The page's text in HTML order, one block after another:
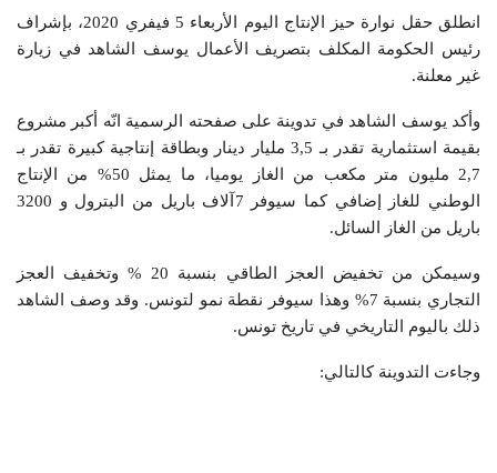
انطلق حقل نوارة حيز الإنتاج اليوم الأربعاء 5 فيفري 2020، بإشراف
رئيس الحكومة المكلف بتصريف الأعمال يوسف الشاهد في زيارة
غير معلنة.
وأكد يوسف الشاهد في تدوينة على صفحته الرسمية انّه أكبر مشروع
بقيمة استثمارية تقدر بـ 3,5 مليار دينار وبطاقة إنتاجية كبيرة تقدر بـ
2,7 مليون متر مكعب من الغاز يوميا، ما يمثل 50% من الإنتاج
الوطني للغاز إضافي كما سيوفر 7آلاف باريل من البترول و 3200
باريل من الغاز السائل.
وسيمكن من تخفيض العجز الطاقي بنسبة 20 % وتخفيف العجز
التجاري بنسبة 7% وهذا سيوفر نقطة نمو لتونس. وقد وصف الشاهد
ذلك باليوم التاريخي في تاريخ تونس.
وجاءت التدوينة كالتالي: